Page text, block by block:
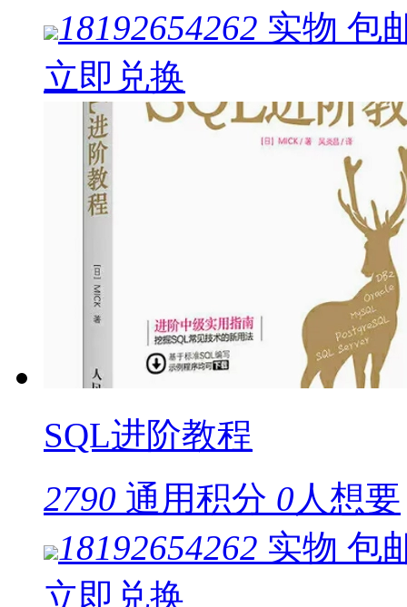
18192654262 实物 包
立即兑换
SQL进阶教程
2790 通用积分 0人想要
18192654262 实物 包
立即兑换